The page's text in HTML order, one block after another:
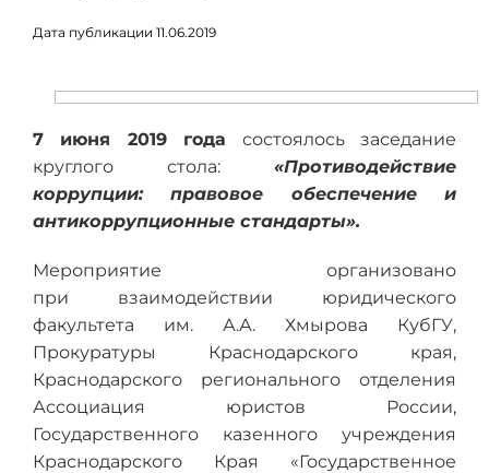
Дата публикации 11.06.2019
7 июня 2019 года состоялось заседание
круглого стола: «Противодействие
коррупции: правовое обеспечение и
антикоррупционные стандарты».
Мероприятие организовано
при взаимодействии юридического
факультета им. А.А. Хмырова КубГУ,
Прокуратуры Краснодарского края,
Краснодарского регионального отделения
Ассоциация юристов России,
Государственного казенного учреждения
Краснодарского Края «Государственное